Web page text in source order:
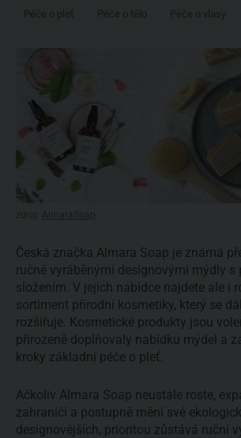
Péče o pleť Péče o tělo Péče o vlasy
Česká značka Almara Soap je známá
ručně vyráběnými designovými mýdly s
složením. V jejich nabídce najdete ale i
sortiment přírodní kosmetiky, který se
rozšiřuje. Kosmetické produkty jsou
přirozeně doplňovaly nabídku mýdel a
kroky základní péče o pleť.
Ačkoliv Almara Soap neustále roste,
zahraničí a postupně mění své
designovějších, prioritou zůstává ruční